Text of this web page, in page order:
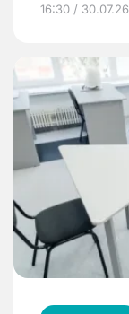
16:30 / 30.07.26